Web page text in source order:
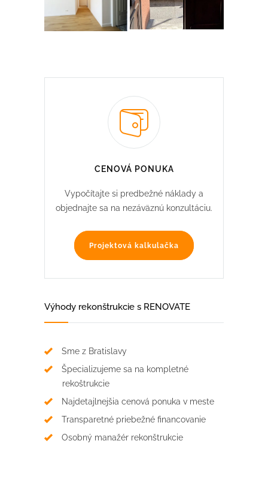
CENOVÁ PONUKA
Vypočítajte si predbežné náklady a
objednajte sa na nezáväznú konzultáciu.
Projektová kalkulačka
Výhody rekonštrukcie s RENOVATE
Sme z Bratislavy
Špecializujeme sa na kompletné
rekoštrukcie
Najdetajlnejšia cenová ponuka v meste
Transparetné priebežné financovanie
Osobný manažér rekonštrukcie